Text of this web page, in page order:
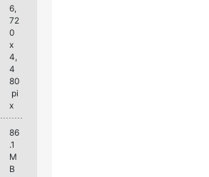
6,
72
0
x
4,
4
80
pi
x
86
.1
M
B